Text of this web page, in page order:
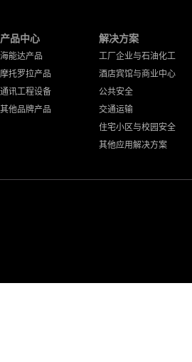
产品中心
海能达产品
摩托罗拉产品
通讯工程设备
其他品牌产品
解决方案
工厂企业与石油化工
酒店宾馆与商业中心
公共安全
交通运输
住宅小区与校园安全
其他应用解决方案